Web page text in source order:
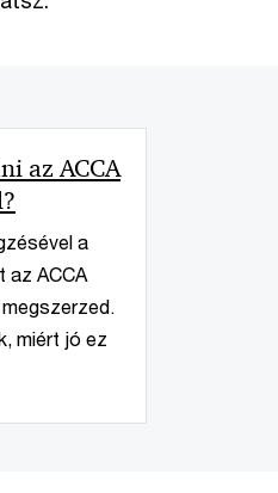
az ACCA
a
az ACCA
miért jó ez